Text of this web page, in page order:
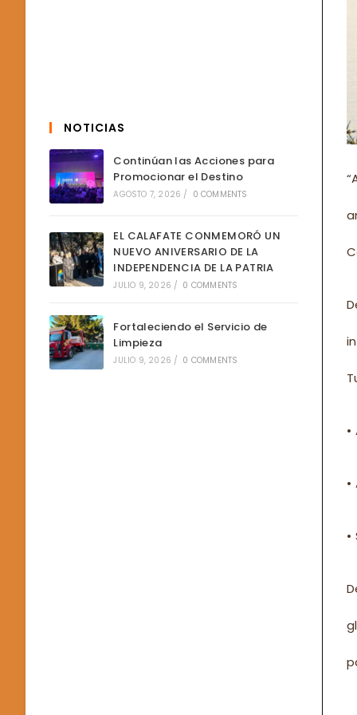
NOTICIAS
Continúan las Acciones para
Promocionar el Destino
AGOSTO 7, 2026 / 0 COMMENTS
EL CALAFATE CONMEMORÓ UN
NUEVO ANIVERSARIO DE LA
INDEPENDENCIA DE LA PATRIA
JULIO 9, 2026 / 0 COMMENTS
Fortaleciendo el Servicio de
Limpieza
JULIO 9, 2026 / 0 COMMENTS